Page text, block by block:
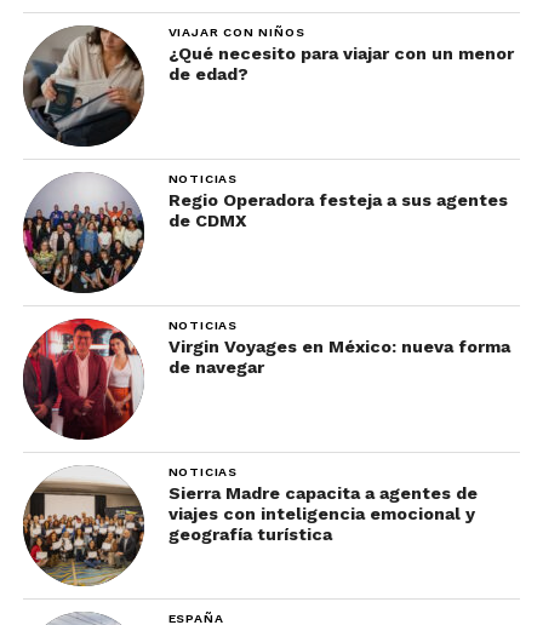
VIAJAR CON NIÑOS
¿Qué necesito para viajar con un menor
de edad?
NOTICIAS
Regio Operadora festeja a sus agentes
de CDMX
NOTICIAS
Virgin Voyages en México: nueva forma
de navegar
NOTICIAS
Sierra Madre capacita a agentes de
viajes con inteligencia emocional y
geografía turística
ESPAÑA